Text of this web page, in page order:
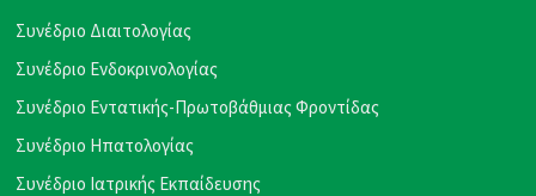
Συνέδριο Διαιτολογίας
Συνέδριο Ενδοκρινολογίας
Συνέδριο Εντατικής-Πρωτοβάθμιας Φροντίδας
Συνέδριο Ηπατολογίας
Συνέδριο Ιατρικής Εκπαίδευσης